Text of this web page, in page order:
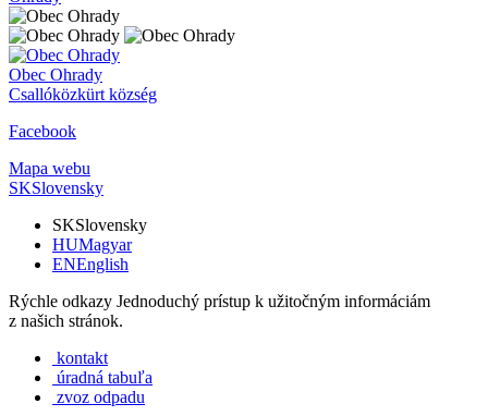
Obec Ohrady
Csallóközkürt község
Facebook
Mapa webu
SKSlovensky
SKSlovensky
HUMagyar
ENEnglish
Rýchle odkazy Jednoduchý prístup k užitočným informáciám
z našich stránok.
kontakt
úradná tabuľa
zvoz odpadu